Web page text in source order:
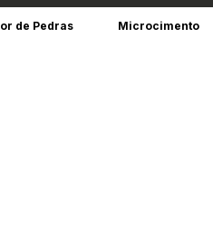
de Pedras Microcimento